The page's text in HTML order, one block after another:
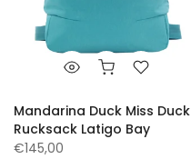
Mandarina Duck Miss Duck
Rucksack Latigo Bay
€145,00